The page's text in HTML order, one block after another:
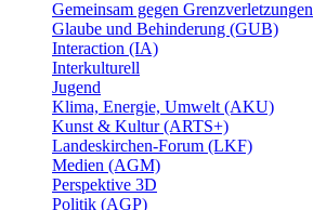
Gemeinsam gegen Grenzverletzungen
Glaube und Behinderung (GUB)
Interaction (IA)
Interkulturell
Jugend
Klima, Energie, Umwelt (AKU)
Kunst & Kultur (ARTS+)
Landeskirchen-Forum (LKF)
Medien (AGM)
Perspektive 3D
Politik (AGP)